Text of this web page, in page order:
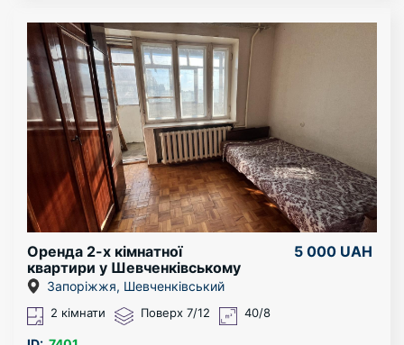
Оренда 2-х кімнатної
квартири у Шевченківському
районі
5 000 UAH
Запоріжжя, Шевченківський
2 кімнати Поверх 7/12 40/8